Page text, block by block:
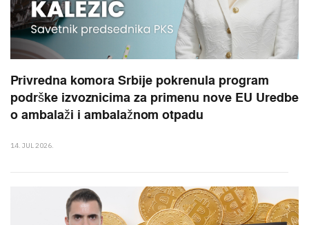
Privredna komora Srbije pokrenula program
podrške izvoznicima za primenu nove EU Uredbe
o ambalaži i ambalažnom otpadu
14. JUL 2026.